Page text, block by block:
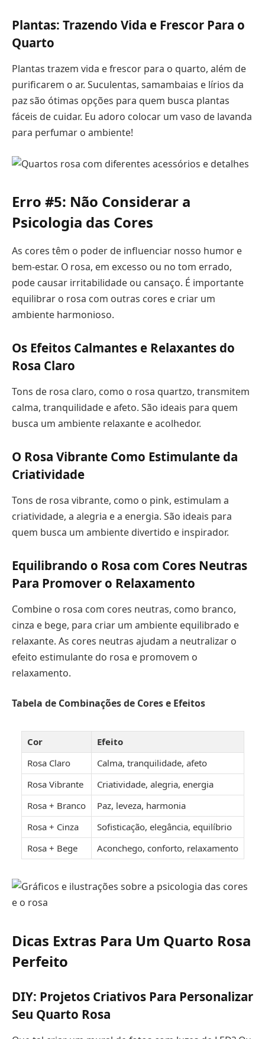
Plantas: Trazendo Vida e Frescor Para o
Quarto
Plantas trazem vida e frescor para o quarto, além de
purificarem o ar. Suculentas, samambaias e lírios da
paz são ótimas opções para quem busca plantas
fáceis de cuidar. Eu adoro colocar um vaso de lavanda
para perfumar o ambiente!
Erro #5: Não Considerar a
Psicologia das Cores
As cores têm o poder de influenciar nosso humor e
bem-estar. O rosa, em excesso ou no tom errado,
pode causar irritabilidade ou cansaço. É importante
equilibrar o rosa com outras cores e criar um
ambiente harmonioso.
Os Efeitos Calmantes e Relaxantes do
Rosa Claro
Tons de rosa claro, como o rosa quartzo, transmitem
calma, tranquilidade e afeto. São ideais para quem
busca um ambiente relaxante e acolhedor.
O Rosa Vibrante Como Estimulante da
Criatividade
Tons de rosa vibrante, como o pink, estimulam a
criatividade, a alegria e a energia. São ideais para
quem busca um ambiente divertido e inspirador.
Equilibrando o Rosa com Cores Neutras
Para Promover o Relaxamento
Combine o rosa com cores neutras, como branco,
cinza e bege, para criar um ambiente equilibrado e
relaxante. As cores neutras ajudam a neutralizar o
efeito estimulante do rosa e promovem o
relaxamento.
Tabela de Combinações de Cores e Efeitos
Cor
Efeito
Rosa Claro
Calma, tranquilidade, afeto
Rosa Vibrante
Criatividade, alegria, energia
Rosa + Branco
Paz, leveza, harmonia
Rosa + Cinza
Sofisticação, elegância, equilíbrio
Rosa + Bege
Aconchego, conforto, relaxamento
Dicas Extras Para Um Quarto Rosa
Perfeito
DIY: Projetos Criativos Para Personalizar
Seu Quarto Rosa